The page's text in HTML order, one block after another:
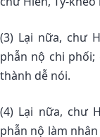
(3) Lại nữa, chư
phẫn nộ chi phối;
thành dễ nói.
(4) Lại nữa, chư
phẫn nộ làm